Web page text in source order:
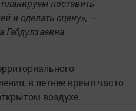
поставить
и сделать сцену», —
Габдулхаевна.
в летнее время часто
воздухе.